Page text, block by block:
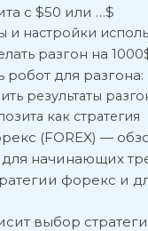
с $50 или …$
и настройки
разгон на
робот для разгона:
результаты
как стратегия
(FOREX) —
начинающих
форекс и
выбор